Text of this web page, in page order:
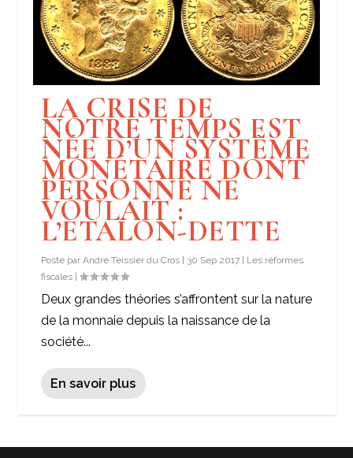
LA CRISE DE
NOTRE TEMPS EST
NÉE D’UN SYSTÈME
MONÉTAIRE DONT
PERSONNE NE
VOULAIT :
L’ETALON-DETTE
Posté parAndré Teissier du Cros | 30 Sep 2017 | Les réformes
fiscales |
Deux grandes théories s’affrontent sur la nature
de la monnaie depuis la naissance de la
société...
En savoir plus